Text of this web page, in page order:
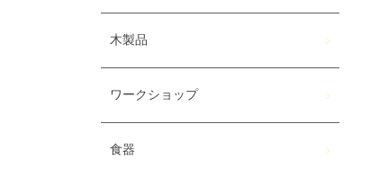
木製品
ワークショップ
食器